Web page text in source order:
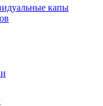
капы